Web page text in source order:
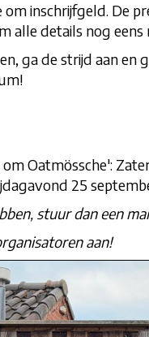
om inschrijfgeld. De
alle details nog
ga de strijd aan
Oatmössche':
25
stuur dan een
aan!